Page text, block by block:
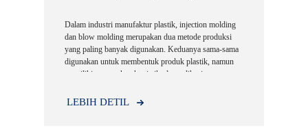
Dalam industri manufaktur plastik, injection molding
dan blow molding merupakan dua metode produksi
yang paling banyak digunakan. Keduanya sama-sama
digunakan untuk membentuk produk plastik, namun
memiliki proses, karakteristik, dan aplikasi yang
LEBIH DETIL